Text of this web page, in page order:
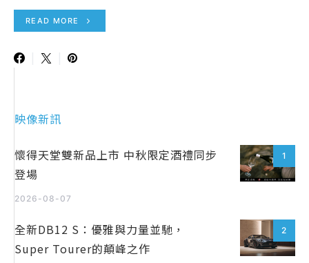
READ MORE
映像新訊
1
懷得天堂雙新品上市 中秋限定酒禮同步
登場
2026-08-07
2
全新DB12 S：優雅與力量並馳，
Super Tourer的顛峰之作